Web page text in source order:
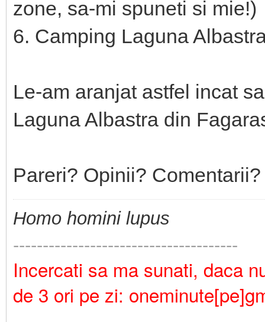
zone, sa-mi spuneti si mie!)
6. Camping Laguna
Le-am aranjat astfel incat
Laguna Albastra din
Pareri? Opinii?
Homo homini lupus
--------------------------------------
Incercati sa ma sunati, daca
de 3 ori pe zi: